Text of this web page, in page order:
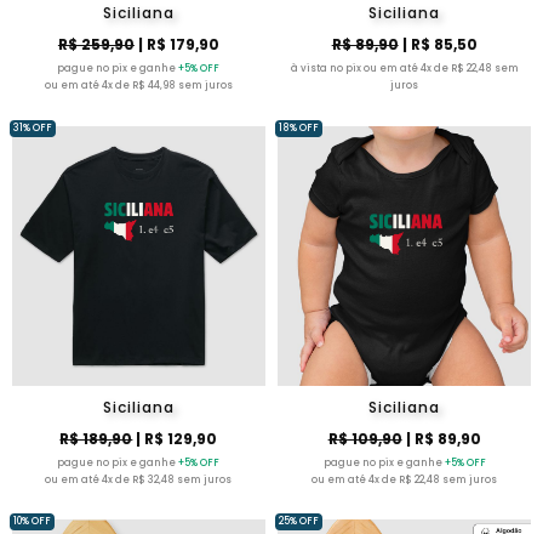
Siciliana
R$ 259,90| R$ 179,90
pague no pix e ganhe+5% OFF
ou em até 4x de R$ 44,98 sem juros
Siciliana
R$ 89,90| R$ 85,50
à vista no pix ou em até 4x de R$ 22,48 sem
juros
Siciliana
R$ 189,90| R$ 129,90
pague no pix e ganhe+5% OFF
ou em até 4x de R$ 32,48 sem juros
31% OFF
Siciliana
R$ 109,90| R$ 89,90
pague no pix e ganhe+5% OFF
ou em até 4x de R$ 22,48 sem juros
18% OFF
10% OFF 25% OFF